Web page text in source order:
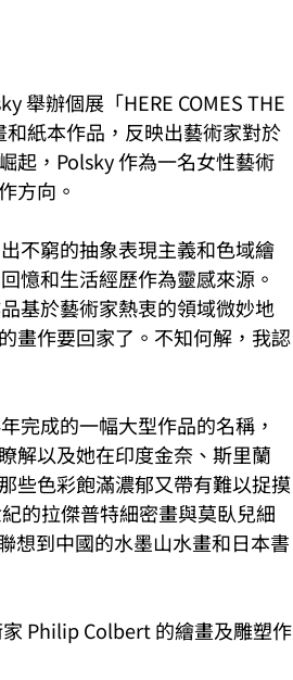
舉辦個展「HERE COMES THE
紙本作品，反映出藝術家對於
起，Polsky 作為一名女性藝術
方向。
不窮的抽象表現主義和色域繪
憶和生活經歷作為靈感來源。
基於藝術家熱衷的領域微妙地
畫作要回家了。不知何解，我認
完成的一幅大型作品的名稱，
解以及她在印度金奈、斯里蘭
些色彩飽滿濃郁又帶有難以捉摸
的拉傑普特細密畫與莫臥兒細
想到中國的水墨山水畫和日本書
Philip Colbert 的繪畫及雕塑作